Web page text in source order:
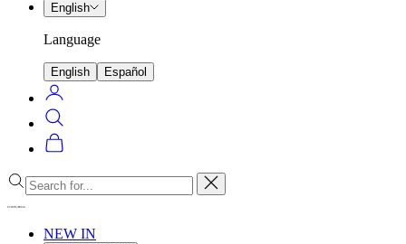
English
Language
English Español
Login
Search
Cart
Close
NEW IN